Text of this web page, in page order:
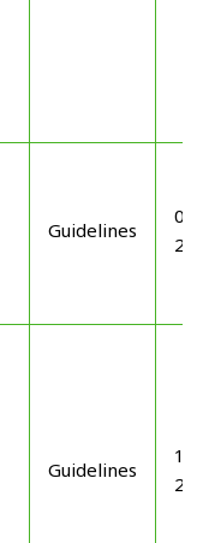
Guidelines
Guidelines